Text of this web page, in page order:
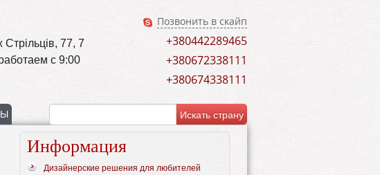
77, 7
с 9:00
Позвонить в скайп
+380442289465
+380672338111
+380674338111
Информация
Дизайнерские решения для любителей